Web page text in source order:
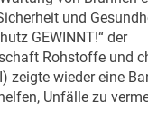
und
GEWINNT!“ der
Rohstoffe und
zeigte wieder eine
Unfälle zu